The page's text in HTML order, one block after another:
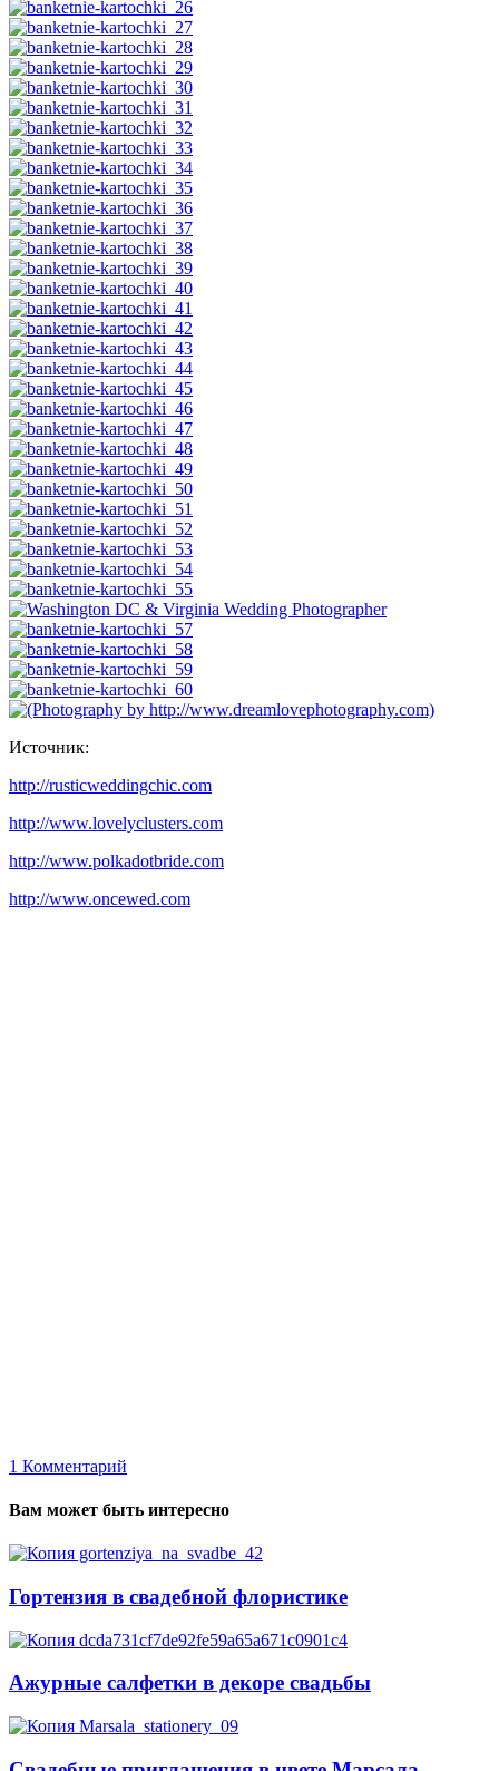
Источник:
http://rusticweddingchic.com
http://www.lovelyclusters.com
http://www.polkadotbride.com
http://www.oncewed.com
1 Комментарий
Вам может быть интересно
Гортензия в свадебной флористике
Ажурные салфетки в декоре свадьбы